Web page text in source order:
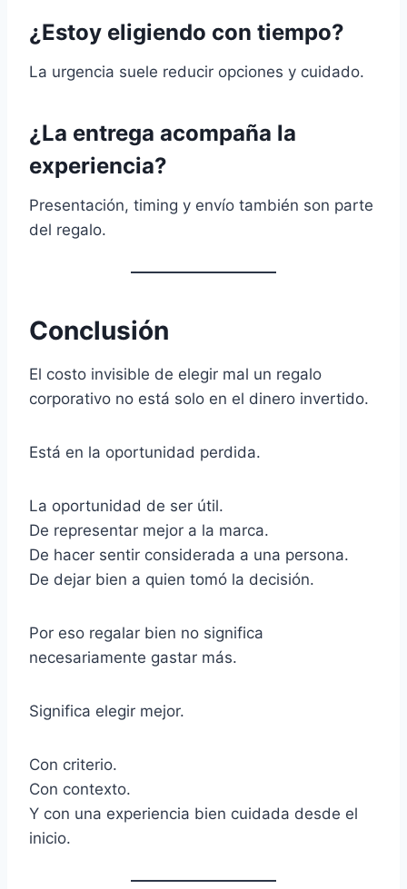
¿Estoy eligiendo con tiempo?
La urgencia suele reducir opciones y cuidado.
¿La entrega acompaña la
experiencia?
Presentación, timing y envío también son parte
del regalo.
Conclusión
El costo invisible de elegir mal un regalo
corporativo no está solo en el dinero invertido.
Está en la oportunidad perdida.
La oportunidad de ser útil.
De representar mejor a la marca.
De hacer sentir considerada a una persona.
De dejar bien a quien tomó la decisión.
Por eso regalar bien no significa
necesariamente gastar más.
Significa elegir mejor.
Con criterio.
Con contexto.
Y con una experiencia bien cuidada desde el
inicio.